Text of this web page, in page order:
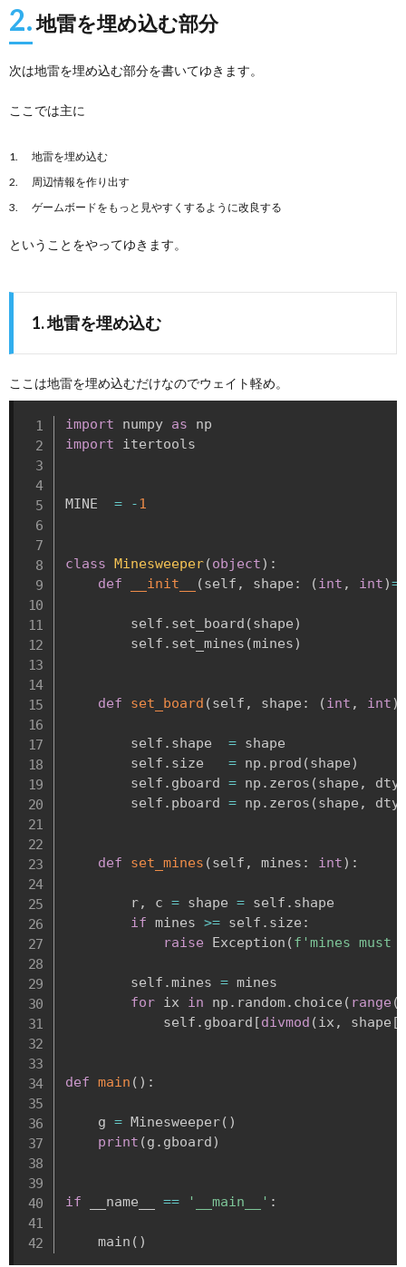
2.地雷を埋め込む部分
次は地雷を埋め込む部分を書いてゆきます。
ここでは主に
地雷を埋め込む
周辺情報を作り出す
ゲームボードをもっと見やすくするように改良する
ということをやってゆきます。
1. 地雷を埋め込む
ここは地雷を埋め込むだけなのでウェイト軽め。
import numpy as
import itertools
MINE = -1
class Minesweeper(object) :
def
__init__ (self , shape : (int , int)=
        self
. set_board (shape)
        self
. set_mines (mines)
def set_board (self , shape : (int , int)
        self
. shape = shape
        self
. size = np . prod (shape)
        self
. gboard = np . zeros (shape ,
        self
. pboard = np . zeros (shape ,
def set_mines (self , mines : int) :
        r
, c = shape = self . shape
if mines >= self . size :
raise Exception (f'mines must
        self
.mines = mines
for ix in np . random. choice ( range (
            self
. gboard [divmod (ix , shape [
def main ( ) :
    g
= Minesweeper( )
print (g . gboard)
if __name__ == '__main__' :
    main
( )